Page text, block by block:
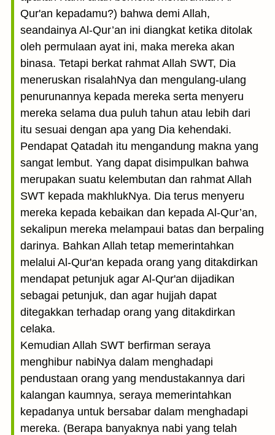
Qur'an kepadamu?) bahwa demi Allah,
seandainya Al-Qur’an ini diangkat ketika ditolak
oleh permulaan ayat ini, maka mereka akan
binasa. Tetapi berkat rahmat Allah SWT, Dia
meneruskan risalahNya dan mengulang-ulang
penurunannya kepada mereka serta menyeru
mereka selama dua puluh tahun atau lebih dari
itu sesuai dengan apa yang Dia kehendaki.
Pendapat Qatadah itu mengandung makna yang
sangat lembut. Yang dapat disimpulkan bahwa
merupakan suatu kelembutan dan rahmat Allah
SWT kepada makhlukNya. Dia terus menyeru
mereka kepada kebaikan dan kepada Al-Qur’an,
sekalipun mereka melampaui batas dan berpaling
darinya. Bahkan Allah tetap memerintahkan
melalui Al-Qur'an kepada orang yang ditakdirkan
mendapat petunjuk agar Al-Qur'an dijadikan
sebagai petunjuk, dan agar hujjah dapat
ditegakkan terhadap orang yang ditakdirkan
celaka.
Kemudian Allah SWT berfirman seraya
menghibur nabiNya dalam menghadapi
pendustaan orang yang mendustakannya dari
kalangan kaumnya, seraya memerintahkan
kepadanya untuk bersabar dalam menghadapi
mereka. (Berapa banyaknya nabi yang telah